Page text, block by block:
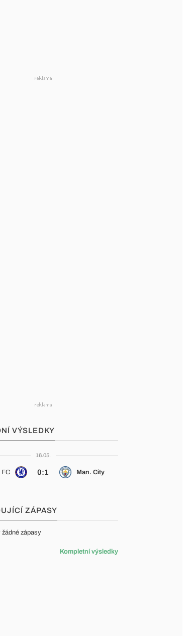
VÝSLEDKY
16.05.
FC 0:1 Man. City
ZÁPASY
žádné zápasy
Kompletní výsledky